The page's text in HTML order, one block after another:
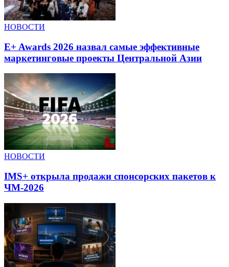
НОВОСТИ
E+ Awards 2026 назвал самые эффективные
маркетинговые проекты Центральной Азии
НОВОСТИ
IMS+ открыла продажи спонсорских пакетов к
ЧМ-2026